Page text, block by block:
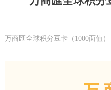
万商匯全球积分豆卡（1000面值）